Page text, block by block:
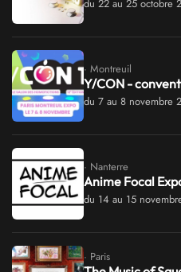
du 22 au 25 octobre
· Montreuil
Y/CON -
du 7 au 8 novembre
· Nanterre
Anime Focal
du 14 au 15
· Paris